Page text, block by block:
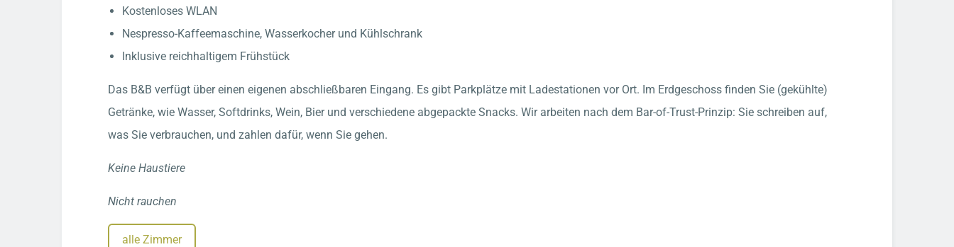
Kostenloses WLAN
Nespresso-Kaffeemaschine, Wasserkocher und Kühlschrank
Inklusive reichhaltigem Frühstück
Das B&B verfügt über einen eigenen abschließbaren Eingang. Es gibt Parkplätze mit Ladestationen vor Ort. Im Erdgeschoss finden Sie (gekühlte)
Getränke, wie Wasser, Softdrinks, Wein, Bier und verschiedene abgepackte Snacks. Wir arbeiten nach dem Bar-of-Trust-Prinzip: Sie schreiben auf,
was Sie verbrauchen, und zahlen dafür, wenn Sie gehen.
Keine Haustiere
Nicht rauchen
alle Zimmer